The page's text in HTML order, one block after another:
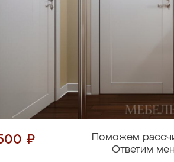
₽
Поможем
Ответим